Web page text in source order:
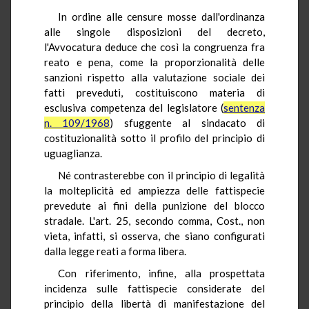
In ordine alle censure mosse dall'ordinanza
alle singole disposizioni del decreto,
l'Avvocatura deduce che così la congruenza fra
reato e pena, come la proporzionalità delle
sanzioni rispetto alla valutazione sociale dei
fatti preveduti, costituiscono materia di
esclusiva competenza del legislatore (sentenza
n. 109/1968) sfuggente al sindacato di
costituzionalità sotto il profilo del principio di
uguaglianza.
Né contrasterebbe con il principio di legalità
la molteplicità ed ampiezza delle fattispecie
prevedute ai fini della punizione del blocco
stradale. L'art. 25, secondo comma, Cost., non
vieta, infatti, si osserva, che siano configurati
dalla legge reati a forma libera.
Con riferimento, infine, alla prospettata
incidenza sulle fattispecie considerate del
principio della libertà di manifestazione del